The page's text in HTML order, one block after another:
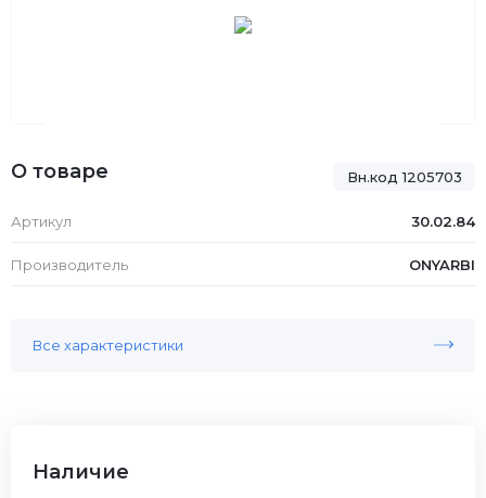
Вн.код 1205703
О товаре
Артикул 30.02.84
Производитель ONYARBI
Все характеристики
Наличие